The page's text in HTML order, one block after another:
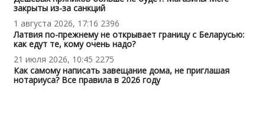
закрыты из-за санкций
1 августа 2026, 17:16 2396
Латвия по-прежнему не открывает границу с Беларусью:
как едут те, кому очень надо?
21 июля 2026, 10:45 2275
Как самому написать завещание дома, не приглашая
нотариуса? Все правила в 2026 году